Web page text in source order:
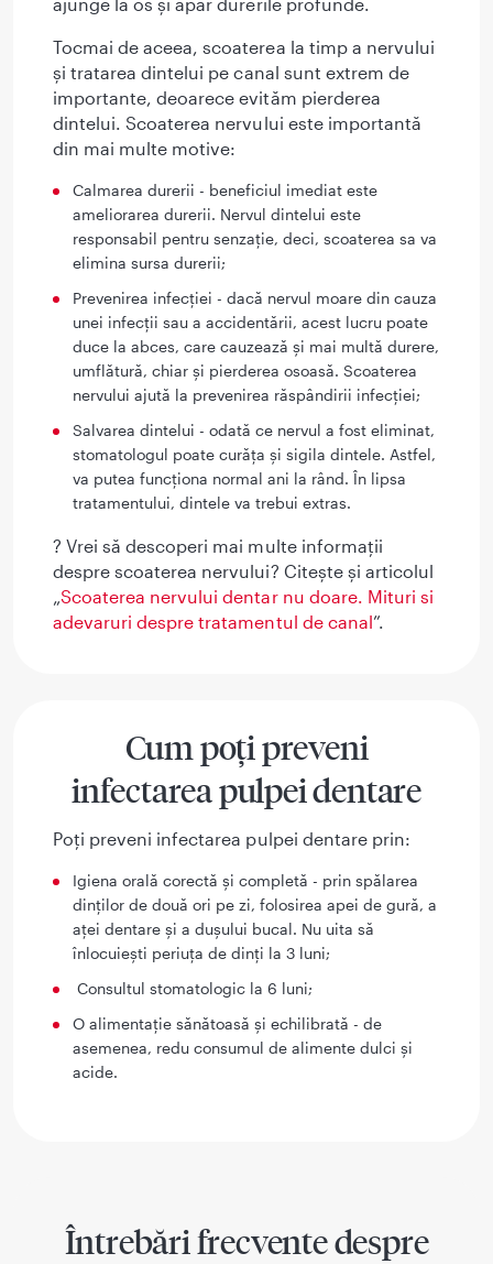
ajunge la os și apar durerile profunde.
Tocmai de aceea, scoaterea la timp a nervului
și tratarea dintelui pe canal sunt extrem de
importante, deoarece evităm pierderea
dintelui. Scoaterea nervului este importantă
din mai multe motive:
Calmarea durerii - beneficiul imediat este
ameliorarea durerii. Nervul dintelui este
responsabil pentru senzație, deci, scoaterea sa va
elimina sursa durerii;
Prevenirea infecției - dacă nervul moare din cauza
unei infecții sau a accidentării, acest lucru poate
duce la abces, care cauzează și mai multă durere,
umflătură, chiar și pierderea osoasă. Scoaterea
nervului ajută la prevenirea răspândirii infecției;
Salvarea dintelui - odată ce nervul a fost eliminat,
stomatologul poate curăța și sigila dintele. Astfel,
va putea funcționa normal ani la rând. În lipsa
tratamentului, dintele va trebui extras.
? Vrei să descoperi mai multe informații
despre scoaterea nervului? Citește și articolul
„Scoaterea nervului dentar nu doare. Mituri si
adevaruri despre tratamentul de canal”.
Cum poți preveni
infectarea pulpei dentare
Poți preveni infectarea pulpei dentare prin:
Igiena orală corectă și completă - prin spălarea
dinților de două ori pe zi, folosirea apei de gură, a
aței dentare și a dușului bucal. Nu uita să
înlocuiești periuța de dinți la 3 luni;
Consultul stomatologic la 6 luni;
O alimentație sănătoasă și echilibrată - de
asemenea, redu consumul de alimente dulci și
acide.
Întrebări frecvente despre